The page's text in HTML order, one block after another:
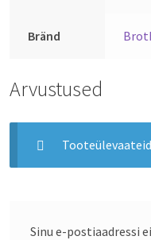
Bränd
Arvustused
Sinu e-postiaadressi